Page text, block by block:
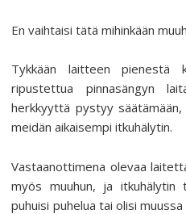
En vaihtaisi tätä mihinkään
Tykkään laitteen pienestä
ripustettua pinnasängyn
herkkyyttä pystyy
meidän aikaisempi itkuhälytin.
Vastaanottimena olevaa
myös muuhun, ja itkuhälytin
puhuisi puhelua tai olisi